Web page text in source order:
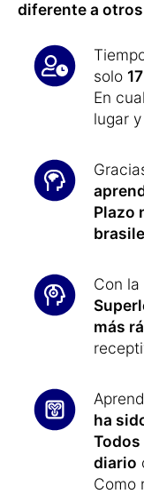
diferente a
solo
En
lugar
Plazo
Con la
más
ha
diario
Como